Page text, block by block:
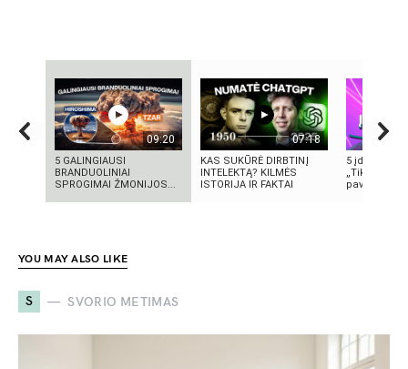
09:20
5 GALINGIAUSI
BRANDUOLINIAI
SPROGIMAI ŽMONIJOS...
07:18
KAS SUKŪRĖ DIRBTINĮ
INTELEKTĄ? KILMĖS
ISTORIJA IR FAKTAI
5 įdomūs
„TikTok“:
YOU MAY ALSO LIKE
S SVORIO METIMAS